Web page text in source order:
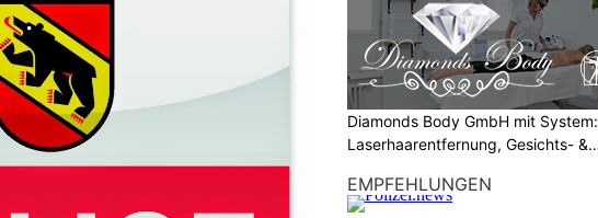
Diamonds Body GmbH mit System:
Laserhaarentfernung, Gesichts- &
EMPFEHLUNGEN